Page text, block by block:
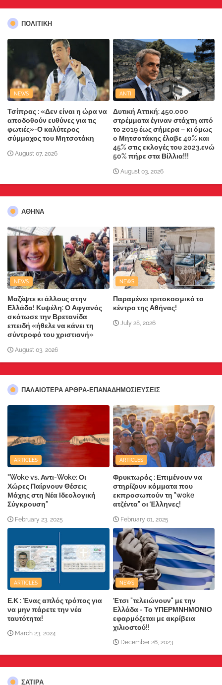
ΠΟΛΙΤΙΚΗ
NEWS
Τσίπρας : «Δεν είναι η ώρα να
αποδοθούν ευθύνες για τις
φωτιές»-Ο καλύτερος
σύμμαχος του Μητσοτάκη
August 07, 2026
ANTI
Δυτική Αττική: 450.000
στρέμματα έγιναν στάχτη από
το 2019 έως σήμερα – κι όμως
ο Μητσοτάκης έλαβε 40% και
45% στις εκλογές του 2023,ενώ
50% πήρε στα Βίλλια!!!
August 03, 2026
ΑΘΗΝΑ
NEWS
Μαζέψτε κι άλλους στην
Ελλάδα! Κυψέλη: Ο Αφγανός
σκότωσε την Βρετανίδα
επειδή «ήθελε να κάνει τη
σύντροφό του χριστιανή»
August 03, 2026
NEWS
Παραμένει τριτοκοσμικό το
κέντρο της Αθήνας!
July 28, 2026
ΠΑΛΑΙΟΤΕΡΑ ΑΡΘΡΑ-ΕΠΑΝΑΔΗΜΟΣΙΕΥΣΕΙΣ
ARTICLES
"Woke vs. Αντι-Woke: Οι
Χώρες Παίρνουν Θέσεις
Μάχης στη Νέα Ιδεολογική
Σύγκρουση"
February 23, 2025
ARTICLES
Φρυκτωρός : Επιμένουν να
στηρίζουν κόμματα που
εκπροσωπούν τη "woke
ατζέντα" οι Έλληνες!
February 01, 2025
ARTICLES
Ε.Κ : Ένας απλός τρόπος για
να μην πάρετε την νέα
ταυτότητα!
March 23, 2024
NEWS
Έτσι "τελειώνουν" με την
Ελλάδα - Το ΥΠΕΡΜΝΗΜΟΝΙΟ
εφαρμόζεται με ακρίβεια
χιλιοστού!!
December 26, 2023
ΣΑΤΙΡΑ